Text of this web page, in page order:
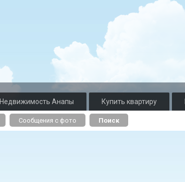
Сообщения с фото Поиск
Недвижимость Анапы Купить квартиру